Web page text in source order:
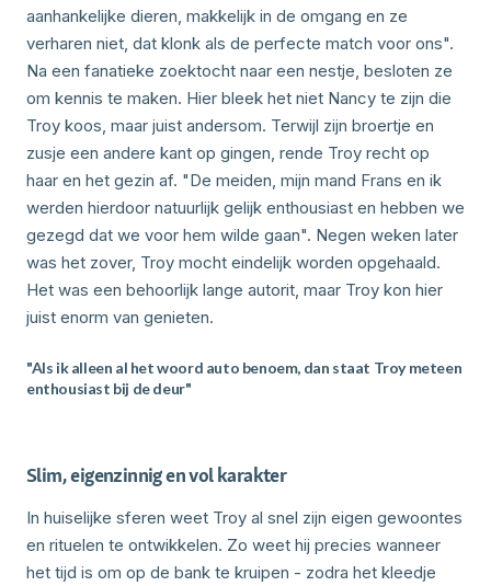
aanhankelijke dieren, makkelijk in de omgang en ze
verharen niet, dat klonk als de perfecte match voor ons".
Na een fanatieke zoektocht naar een nestje, besloten ze
om kennis te maken. Hier bleek het niet Nancy te zijn die
Troy koos, maar juist andersom. Terwijl zijn broertje en
zusje een andere kant op gingen, rende Troy recht op
haar en het gezin af. "De meiden, mijn mand Frans en ik
werden hierdoor natuurlijk gelijk enthousiast en hebben we
gezegd dat we voor hem wilde gaan". Negen weken later
was het zover, Troy mocht eindelijk worden opgehaald.
Het was een behoorlijk lange autorit, maar Troy kon hier
juist enorm van genieten.
"Als ik alleen al het woord auto benoem, dan staat Troy meteen
enthousiast bij de deur"
Slim, eigenzinnig en vol karakter
In huiselijke sferen weet Troy al snel zijn eigen gewoontes
en rituelen te ontwikkelen. Zo weet hij precies wanneer
het tijd is om op de bank te kruipen - zodra het kleedje